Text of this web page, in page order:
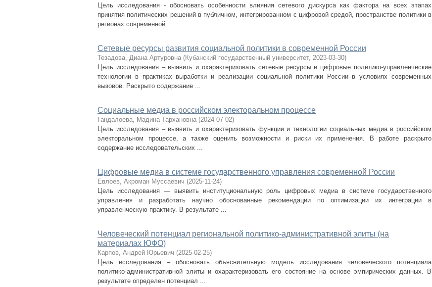
Цель исследования - обосновать особенности влияния сетевого дискурса как фактора на всех этапах
принятия политических решений в публичном, интегрированном с цифровой средой, пространстве политики в
регионах современной ...
Сетевые ресурсы развития социальной политики в современной России
Тезадова, Диана Артуровна (Кубанский государственный университет, 2023-03-30)
Цель исследования – выявить и охарактеризовать сетевые ресурсы и цифровые политико-управленческие
технологии в практиках выработки и реализации социальной политики России в условиях современных
вызовов. Раскрыто содержание ...
Социальные медиа в российском электоральном процессе
Гандалоева, Мадина Тархановна (2024-07-02)
Цель исследования – выявить и охарактеризовать функции и технологии социальных медиа в российском
электоральном процессе, а также оценить возможности и риски их применения. В работе раскрыто
содержание исследовательских ...
Цифровые медиа в системе государственного управления современной России
Евлоев, Акроман Муссаевич (2025-11-24)
Цель исследования — выявить институциональную роль цифровых медиа в системе государственного
управления и разработать научно обоснованные рекомендации по оптимизации их интеграции в
управленческую практику. В результате ...
Человеческий потенциал региональной политико-административной элиты (на
материалах ЮФО)
Карпов, Андрей Юрьевич (2025-02-25)
Цель исследования – обосновать объяснительную модель исследования человеческого потенциала
политико-административной элиты и охарактеризовать его состояние на основе эмпирических данных. В
результате определен потенциал ...